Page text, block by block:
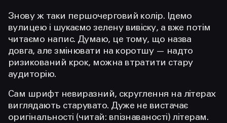
Знову ж таки першочерговий колір. Ідемо
вулицею і шукаємо зелену вивіску, а вже потім
читаємо напис. Думаю, це тому, що назва
довга, але змінювати на коротшу — надто
ризикований крок, можна втратити стару
аудиторію.
Сам шрифт невиразний, скруглення на літерах
виглядають старувато. Дуже не вистачає
оригінальності (читай: впізнаваності) літерам.